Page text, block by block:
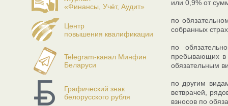
«Финансы, Учёт, Аудит»
Центр
повышения квалификации
Telegram-канал Минфин
Беларуси
Графический знак
белорусского рубля
или 0,9% от
по
собранных
по
пребывающих в
обязательным
по другим
ветврачей,
взносов по